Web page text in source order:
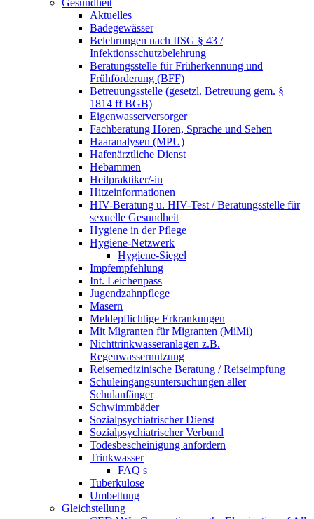
Gesundheit
Aktuelles
Badegewässer
Belehrungen nach IfSG § 43 /
Infektionsschutzbelehrung
Beratungsstelle für Früherkennung und
Frühförderung (BFF)
Betreuungsstelle (gesetzl. Betreuung gem. §
1814 ff BGB)
Eigenwasserversorger
Fachberatung Hören, Sprache und Sehen
Haaranalysen (MPU)
Hafenärztliche Dienst
Hebammen
Heilpraktiker/-in
Hitzeinformationen
HIV-Beratung u. HIV-Test / Beratungsstelle für
sexuelle Gesundheit
Hygiene in der Pflege
Hygiene-Netzwerk
Hygiene-Siegel
Impfempfehlung
Int. Leichenpass
Jugendzahnpflege
Masern
Meldepflichtige Erkrankungen
Mit Migranten für Migranten (MiMi)
Nichttrinkwasseranlagen z.B.
Regenwassernutzung
Reisemedizinische Beratung / Reiseimpfung
Schuleingangsuntersuchungen aller
Schulanfänger
Schwimmbäder
Sozialpsychiatrischer Dienst
Sozialpsychiatrischer Verbund
Todesbescheinigung anfordern
Trinkwasser
FAQ s
Tuberkulose
Umbettung
Gleichstellung